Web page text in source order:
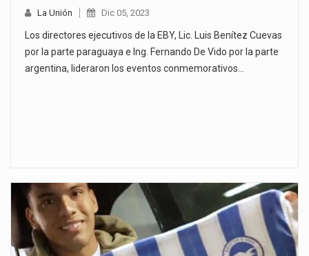
La Unión Dic 05, 2023
Los directores ejecutivos de la EBY, Lic. Luis Benítez Cuevas
por la parte paraguaya e Ing. Fernando De Vido por la parte
argentina, lideraron los eventos conmemorativos…